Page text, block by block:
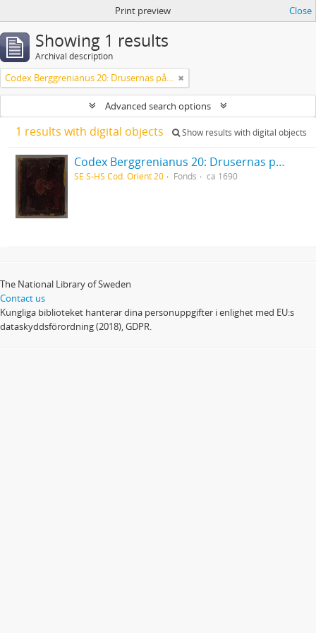
Print preview Close
Showing 1 results
Archival description
Codex Berggrenianus 20: Drusernas på Libanon heliga bok
Advanced search options
1 results with digital objects Show results with digital objects
Codex Berggrenianus 20: Drusernas på Libanon heliga bok
SE S-HS Cod. Orient 20 Fonds ca 1690
The National Library of Sweden
Contact us
Kungliga biblioteket hanterar dina personuppgifter i enlighet med EU:s
dataskyddsförordning (2018), GDPR.